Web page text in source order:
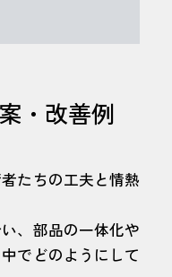
・改善例
たちの工夫と情熱
、部品の一体化や
でどのようにして